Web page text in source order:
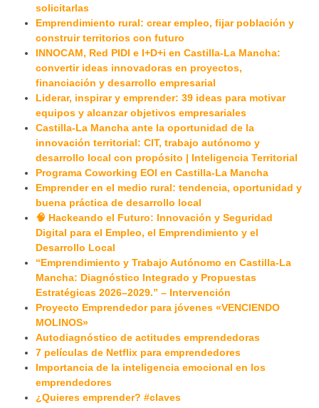
solicitarlas
Emprendimiento rural: crear empleo, fijar población y
construir territorios con futuro
INNOCAM, Red PIDI e I+D+i en Castilla-La Mancha:
convertir ideas innovadoras en proyectos,
financiación y desarrollo empresarial
Liderar, inspirar y emprender: 39 ideas para motivar
equipos y alcanzar objetivos empresariales
Castilla-La Mancha ante la oportunidad de la
innovación territorial: CIT, trabajo autónomo y
desarrollo local con propósito | Inteligencia Territorial
Programa Coworking EOI en Castilla-La Mancha
Emprender en el medio rural: tendencia, oportunidad y
buena práctica de desarrollo local
🧠 Hackeando el Futuro: Innovación y Seguridad
Digital para el Empleo, el Emprendimiento y el
Desarrollo Local
“Emprendimiento y Trabajo Autónomo en Castilla-La
Mancha: Diagnóstico Integrado y Propuestas
Estratégicas 2026–2029.” – Intervención
Proyecto Emprendedor para jóvenes «VENCIENDO
MOLINOS»
Autodiagnóstico de actitudes emprendedoras
7 películas de Netflix para emprendedores
Importancia de la inteligencia emocional en los
emprendedores
¿Quieres emprender? #claves